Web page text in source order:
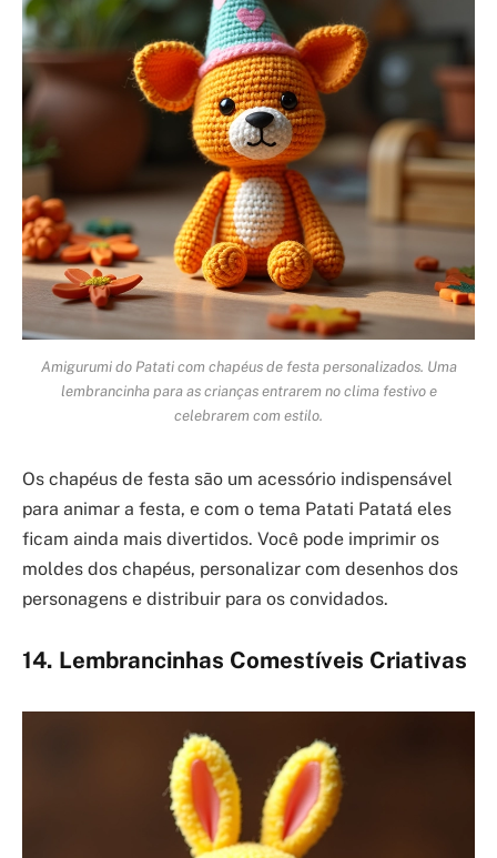
Amigurumi do Patati com chapéus de festa personalizados. Uma
lembrancinha para as crianças entrarem no clima festivo e
celebrarem com estilo.
Os chapéus de festa são um acessório indispensável
para animar a festa, e com o tema Patati Patatá eles
ficam ainda mais divertidos. Você pode imprimir os
moldes dos chapéus, personalizar com desenhos dos
personagens e distribuir para os convidados.
14. Lembrancinhas Comestíveis Criativas